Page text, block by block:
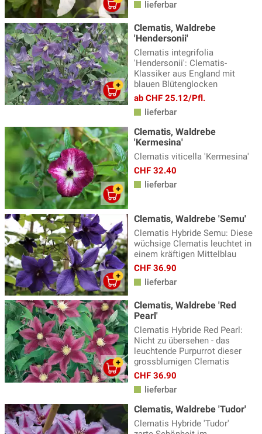
lieferbar
Clematis, Waldrebe
'Hendersonii'
Clematis integrifolia
'Hendersonii': Clematis-
Klassiker aus England mit
blauen Blütenglocken
ab CHF 25.12/Pfl.
lieferbar
Clematis, Waldrebe
'Kermesina'
Clematis viticella 'Kermesina'
CHF 32.40
lieferbar
Clematis, Waldrebe 'Semu'
Clematis Hybride Semu: Diese
wüchsige Clematis leuchtet in
einem kräftigen Mittelblau
CHF 36.90
lieferbar
Clematis, Waldrebe 'Red
Pearl'
Clematis Hybride Red Pearl:
Nicht zu übersehen - das
leuchtende Purpurrot dieser
grossblumigen Clematis
CHF 36.90
lieferbar
Clematis, Waldrebe 'Tudor'
Clematis Hybride 'Tudor'